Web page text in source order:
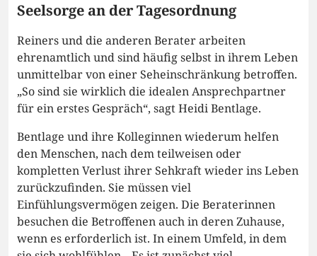
Seelsorge an der Tagesordnung
Reiners und die anderen Berater arbeiten
ehrenamtlich und sind häufig selbst in ihrem Leben
unmittelbar von einer Seheinschränkung betroffen.
„So sind sie wirklich die idealen Ansprechpartner
für ein erstes Gespräch“, sagt Heidi Bentlage.
Bentlage und ihre Kolleginnen wiederum helfen
den Menschen, nach dem teilweisen oder
kompletten Verlust ihrer Sehkraft wieder ins Leben
zurückzufinden. Sie müssen viel
Einfühlungsvermögen zeigen. Die Beraterinnen
besuchen die Betroffenen auch in deren Zuhause,
wenn es erforderlich ist. In einem Umfeld, in dem